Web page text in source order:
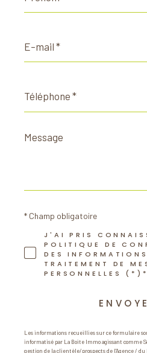
mail
*
*
Message
*
J'AI PRIS
POLITIQUE DE
DES
TRAITEMENT DE
PERSONNELLES (*)*
* Champ obligatoire
Les informations recueillies sur ce formulaire
informatisé par La Boite Immo agissant
gestion de la clientèle/prospects de l'Agence / du